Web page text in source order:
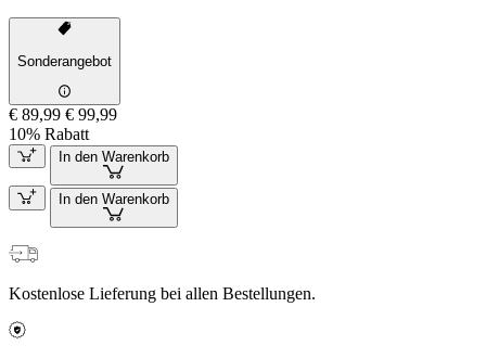
Sonderangebot
€ 89,99 € 99,99
10% Rabatt
In den Warenkorb
In den Warenkorb
Kostenlose Lieferung bei allen Bestellungen.